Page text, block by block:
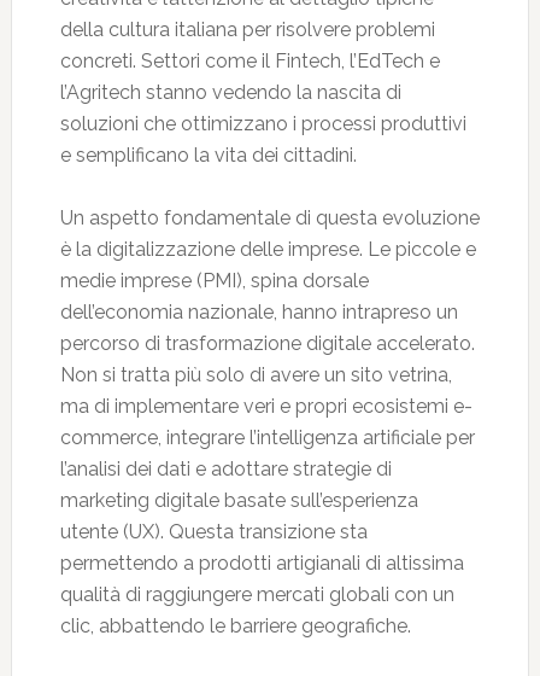
della cultura italiana per risolvere problemi
concreti. Settori come il Fintech, l’EdTech e
l’Agritech stanno vedendo la nascita di
soluzioni che ottimizzano i processi produttivi
e semplificano la vita dei cittadini.
Un aspetto fondamentale di questa evoluzione
è la digitalizzazione delle imprese. Le piccole e
medie imprese (PMI), spina dorsale
dell’economia nazionale, hanno intrapreso un
percorso di trasformazione digitale accelerato.
Non si tratta più solo di avere un sito vetrina,
ma di implementare veri e propri ecosistemi e-
commerce, integrare l’intelligenza artificiale per
l’analisi dei dati e adottare strategie di
marketing digitale basate sull’esperienza
utente (UX). Questa transizione sta
permettendo a prodotti artigianali di altissima
qualità di raggiungere mercati globali con un
clic, abbattendo le barriere geografiche.